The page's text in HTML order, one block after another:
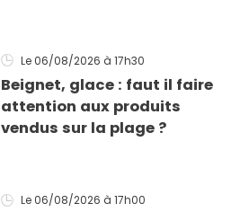
Le 06/08/2026 à 17h30
Beignet, glace : faut il faire
attention aux produits
vendus sur la plage ?
Le 06/08/2026 à 17h00